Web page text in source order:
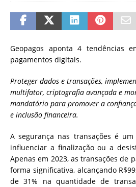
Geopagos aponta 4 tendências
pagamentos digitais.
Proteger dados e transações,
multifator, criptografia avançada e
mandatório para promover a
e inclusão financeira.
A segurança nas transações é
influenciar a finalização ou a
Apenas em 2023, as transações de
forma significativa, alcançando
de 31% na quantidade de